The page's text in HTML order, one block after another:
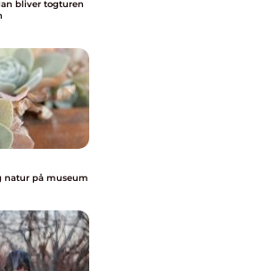
bliver togturen
natur på museum